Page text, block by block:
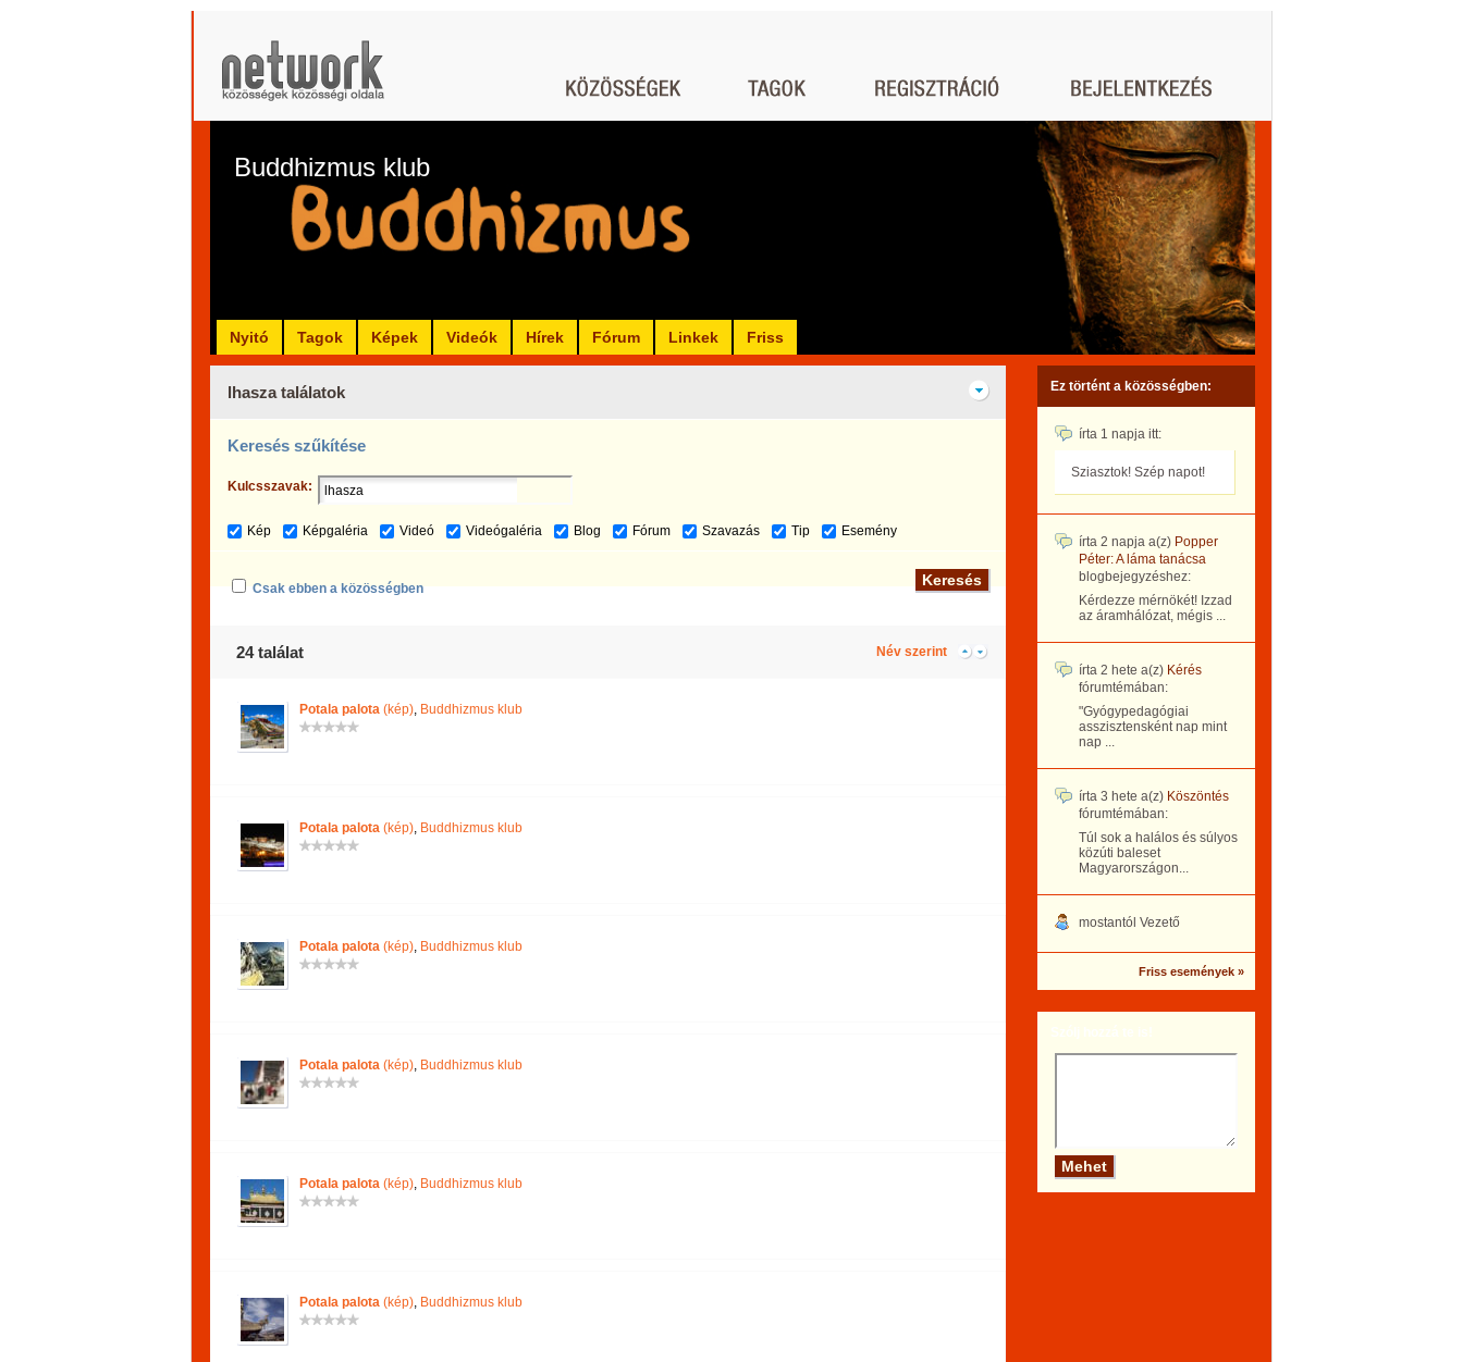
Buddhizmus klub
Nyitó Tagok Képek Videók Hírek Fórum Linkek Friss
lhasza találatok
Keresés szűkítése
Kulcsszavak:
Kép Képgaléria Videó Videógaléria Blog Fórum Szavazás Tip Esemény
Csak ebben a közösségben
24 találat Név szerint
Potala palota (kép), Buddhizmus klub
Potala palota (kép), Buddhizmus klub
Potala palota (kép), Buddhizmus klub
Potala palota (kép), Buddhizmus klub
Potala palota (kép), Buddhizmus klub
Potala palota (kép), Buddhizmus klub
Ez történt a közösségben:
írta 1 napja itt:
Sziasztok! Szép napot!
írta 2 napja a(z) Popper
Péter: A láma tanácsa
blogbejegyzéshez:
Kérdezze mérnökét! Izzad
az áramhálózat, mégis ...
írta 2 hete a(z) Kérés
fórumtémában:
"Gyógypedagógiai
asszisztensként nap mint
nap ...
írta 3 hete a(z) Köszöntés
fórumtémában:
Túl sok a halálos és súlyos
közúti baleset
Magyarországon...
mostantól Vezető
Friss események »